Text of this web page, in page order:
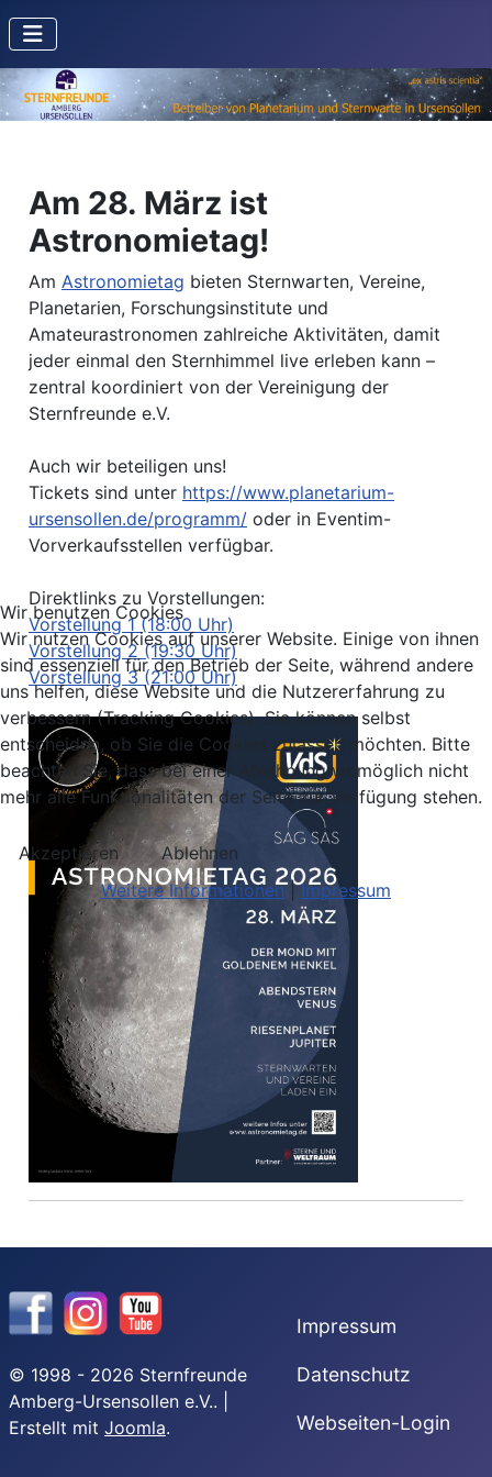
Am 28. März ist
Astronomietag!
Am Astronomietag bieten Sternwarten, Vereine,
Planetarien, Forschungsinstitute und
Amateurastronomen zahlreiche Aktivitäten, damit
jeder einmal den Sternhimmel live erleben kann –
zentral koordiniert von der Vereinigung der
Sternfreunde e.V.
Auch wir beteiligen uns!
Tickets sind unter https://www.planetarium-
ursensollen.de/programm/ oder in Eventim-
Vorverkaufsstellen verfügbar.
Direktlinks zu Vorstellungen:
Vorstellung 1 (18:00 Uhr)
Vorstellung 2 (19:30 Uhr)
Vorstellung 3 (21:00 Uhr)
© 1998 - 2026 Sternfreunde
Amberg-Ursensollen e.V.. |
Erstellt mit Joomla.
Impressum
Datenschutz
Webseiten-Login
Wir benutzen Cookies
Wir nutzen Cookies auf unserer Website. Einige von ihnen
sind essenziell für den Betrieb der Seite, während andere
uns helfen, diese Website und die Nutzererfahrung zu
verbessern (Tracking Cookies). Sie können selbst
entscheiden, ob Sie die Cookies zulassen möchten. Bitte
beachten Sie, dass bei einer Ablehnung womöglich nicht
mehr alle Funktionalitäten der Seite zur Verfügung stehen.
Akzeptieren
Ablehnen
Weitere Informationen|Impressum